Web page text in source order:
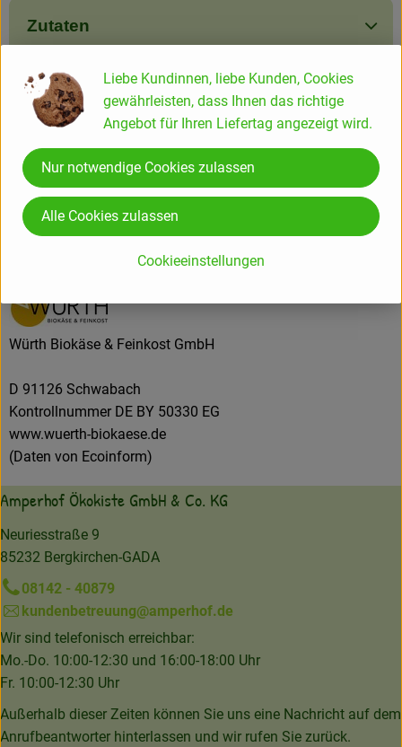
Zutaten
Produktdatenblatt
Herkunft
Hersteller: Würth Biokäse & Feinkost GmbH
Würth Biokäse & Feinkost GmbH
D 91126 Schwabach
Kontrollnummer DE BY 50330 EG
www.wuerth-biokaese.de
(Daten von Ecoinform)
Amperhof Ökokiste GmbH & Co. KG
Neuriesstraße 9
85232 Bergkirchen-GADA
08142 - 40879
kundenbetreuung@amperhof.de
Wir sind telefonisch erreichbar:
Mo.-Do. 10:00-12:30 und 16:00-18:00 Uhr
Fr. 10:00-12:30 Uhr
Außerhalb dieser Zeiten können Sie uns eine Nachricht auf dem
Anrufbeantworter hinterlassen und wir rufen Sie zurück.
Liebe Kundinnen, liebe Kunden, Cookies
gewährleisten, dass Ihnen das richtige
Angebot für Ihren Liefertag angezeigt wird.
Cookieeinstellungen
Nur notwendige Cookies zulassen
Alle Cookies zulassen